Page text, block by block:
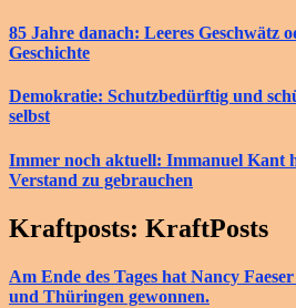
85 Jahre danach: Leeres Geschwätz
Geschichte
Demokratie: Schutzbedürftig und
selbst
Immer noch aktuell: Immanuel Kant
Verstand zu gebrauchen
Kraftposts: KraftPosts
Am Ende des Tages hat Nancy
und Thüringen gewonnen.